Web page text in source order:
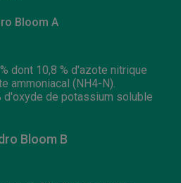
Bloom A
dont 10,8 % d'azote nitrique
ammoniacal (NH4-N).
d'oxyde de potassium soluble
Bloom B